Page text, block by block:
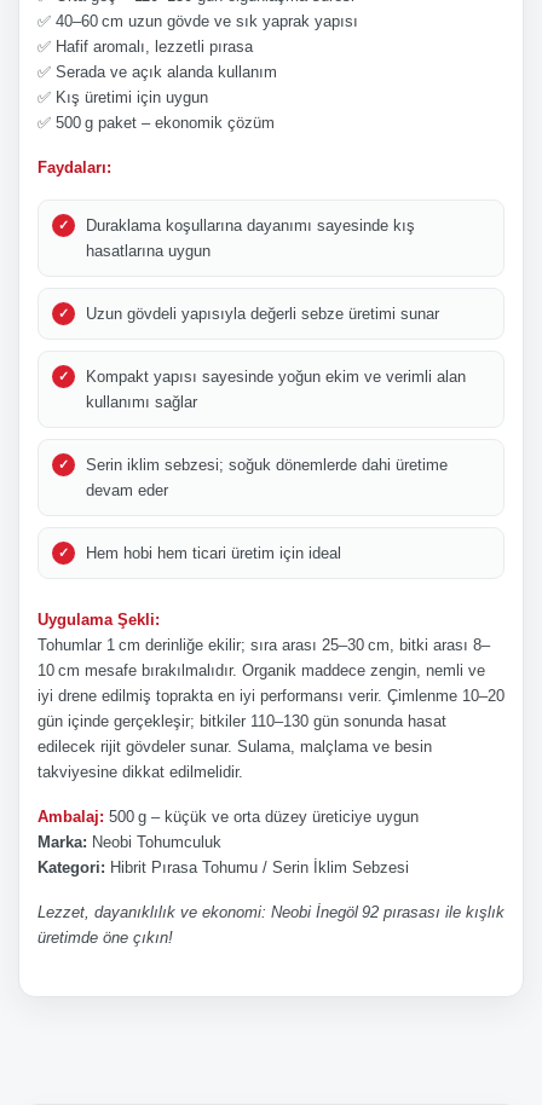
✅ 40–60 cm uzun gövde ve sık yaprak yapısı
✅ Hafif aromalı, lezzetli pırasa
✅ Serada ve açık alanda kullanım
✅ Kış üretimi için uygun
✅ 500 g paket – ekonomik çözüm
Faydaları:
Duraklama koşullarına dayanımı sayesinde kış
hasatlarına uygun
Uzun gövdeli yapısıyla değerli sebze üretimi sunar
Kompakt yapısı sayesinde yoğun ekim ve verimli alan
kullanımı sağlar
Serin iklim sebzesi; soğuk dönemlerde dahi üretime
devam eder
Hem hobi hem ticari üretim için ideal
Uygulama Şekli:
Tohumlar 1 cm derinliğe ekilir; sıra arası 25–30 cm, bitki arası 8–
10 cm mesafe bırakılmalıdır. Organik maddece zengin, nemli ve
iyi drene edilmiş toprakta en iyi performansı verir. Çimlenme 10–20
gün içinde gerçekleşir; bitkiler 110–130 gün sonunda hasat
edilecek rijit gövdeler sunar. Sulama, malçlama ve besin
takviyesine dikkat edilmelidir.
Ambalaj: 500 g – küçük ve orta düzey üreticiye uygun
Marka: Neobi Tohumculuk
Kategori: Hibrit Pırasa Tohumu / Serin İklim Sebzesi
Lezzet, dayanıklılık ve ekonomi: Neobi İnegöl 92 pırasası ile kışlık
üretimde öne çıkın!